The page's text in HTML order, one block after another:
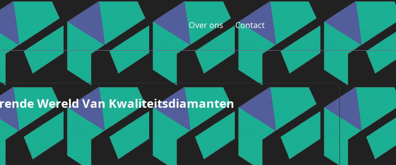
Over ons Contact
Wereld Van Kwaliteitsdiamanten